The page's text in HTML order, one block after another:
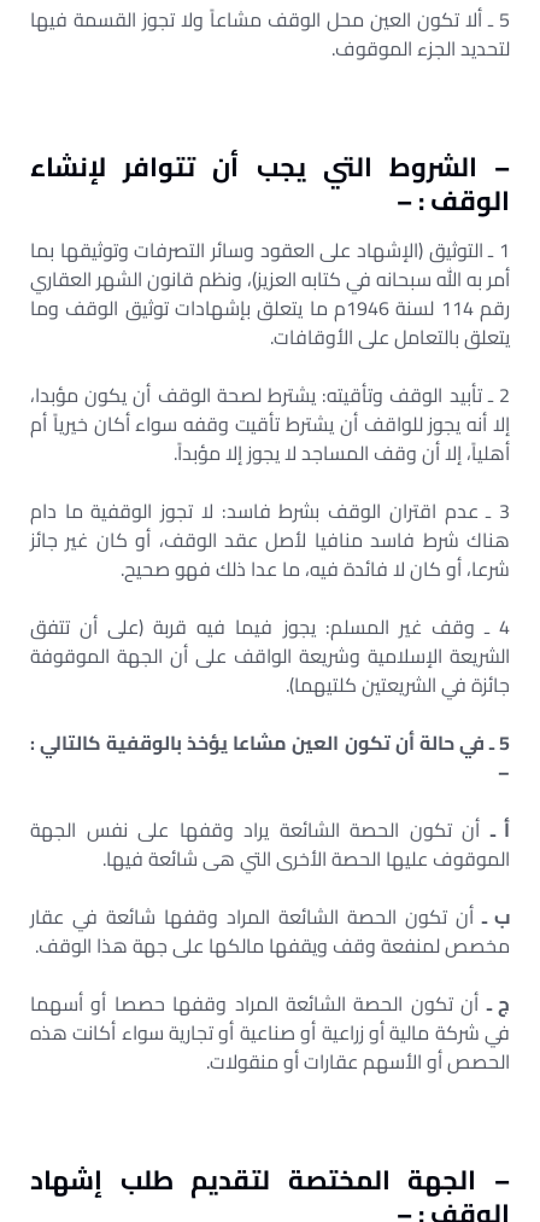
5 ـ ألا تكون العين محل الوقف مشاعاً ولا تجوز القسمة فيها
لتحديد الجزء الموقوف.
– الشروط التي يجب أن تتوافر لإنشاء
الوقف : –
1 ـ التوثيق (الإشهاد على العقود وسائر التصرفات وتوثيقها بما
أمر به الله سبحانه في كتابه العزيز)، ونظم قانون الشهر العقاري
رقم 114 لسنة 1946م ما يتعلق بإشهادات توثيق الوقف وما
يتعلق بالتعامل على الأوقافات.
2 ـ تأبيد الوقف وتأقيته: يشترط لصحة الوقف أن يكون مؤبدا،
إلا أنه يجوز للواقف أن يشترط تأقيت وقفه سواء أكان خيرياً أم
أهلياً، إلا أن وقف المساجد لا يجوز إلا مؤبداً.
3 ـ عدم اقتران الوقف بشرط فاسد: لا تجوز الوقفية ما دام
هناك شرط فاسد منافيا لأصل عقد الوقف، أو كان غير جائز
شرعا، أو كان لا فائدة فيه، ما عدا ذلك فهو صحيح.
4 ـ وقف غير المسلم: يجوز فيما فيه قربة (على أن تتفق
الشريعة الإسلامية وشريعة الواقف على أن الجهة الموقوفة
جائزة في الشريعتين كلتيهما).
5 ـ في حالة أن تكون العين مشاعا يؤخذ بالوقفية كالتالي :
–
أ ـأن تكون الحصة الشائعة يراد وقفها على نفس الجهة
الموقوف عليها الحصة الأخرى التي هى شائعة فيها.
ب ـأن تكون الحصة الشائعة المراد وقفها شائعة في عقار
مخصص لمنفعة وقف ويقفها مالكها على جهة هذا الوقف.
ج ـأن تكون الحصة الشائعة المراد وقفها حصصا أو أسهما
في شركة مالية أو زراعية أو صناعية أو تجارية سواء أكانت هذه
الحصص أو الأسهم عقارات أو منقولات.
– الجهة المختصة لتقديم طلب إشهاد